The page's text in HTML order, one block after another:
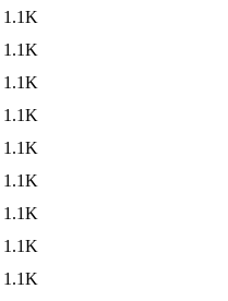
1.1K
1.1K
1.1K
1.1K
1.1K
1.1K
1.1K
1.1K
1.1K